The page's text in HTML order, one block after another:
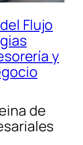
Flujo
y
de